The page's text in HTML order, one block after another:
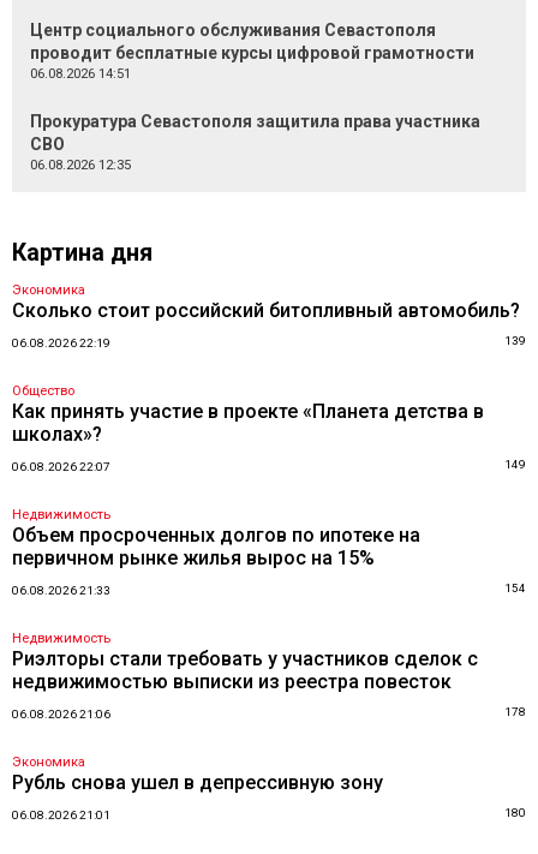
Центр социального обслуживания Севастополя
проводит бесплатные курсы цифровой грамотности
06.08.2026 14:51
Прокуратура Севастополя защитила права участника
СВО
06.08.2026 12:35
Картина дня
Экономика
Сколько стоит российский битопливный автомобиль?
06.08.2026 22:19 139
Общество
Как принять участие в проекте «Планета детства в
школах»?
06.08.2026 22:07 149
Недвижимость
Объем просроченных долгов по ипотеке на
первичном рынке жилья вырос на 15%
06.08.2026 21:33 154
Недвижимость
Риэлторы стали требовать у участников сделок с
недвижимостью выписки из реестра повесток
06.08.2026 21:06 178
Экономика
Рубль снова ушел в депрессивную зону
06.08.2026 21:01 180